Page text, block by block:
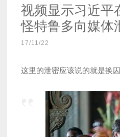
视频显示习近平
怪特鲁多向媒体
17/11/22
这里的泄密应该说的就是换